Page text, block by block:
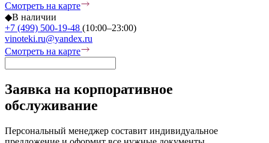
Смотреть на карте
◆В наличии
+7 (499) 500-19-48 (10:00–23:00)
vinoteki.ru@yandex.ru
Смотреть на карте
Заявка на корпоративное
обслуживание
Персональный менеджер составит индивидуальное